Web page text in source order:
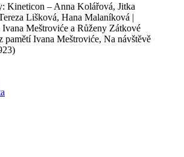
Kineticon – Anna Kolářová, Jitka
Lišková, Hana Malaníková |
Ivana Meštroviće a Růženy Zátkové
pamětí Ivana Meštroviće, Na návštěvě